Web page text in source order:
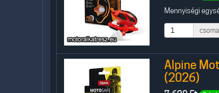
Mennyiségi
Alpine
(2026)